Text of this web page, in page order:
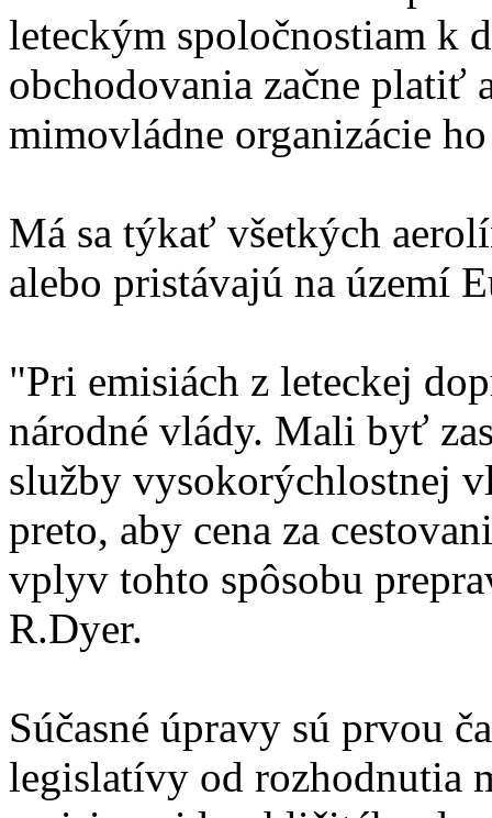
leteckým spoločnostiam k
obchodovania začne platiť
mimovládne organizácie
Má sa týkať všetkých
alebo pristávajú na území
"Pri emisiách z leteckej
národné vlády. Mali byť
služby vysokorýchlostnej
preto, aby cena za
vplyv tohto spôsobu
R.Dyer.
Súčasné úpravy sú prvou
legislatívy od rozhodnutia